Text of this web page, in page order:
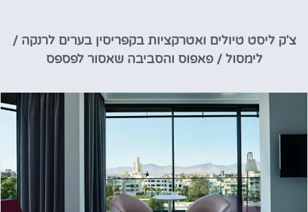
צ'ק ליסט טיולים ואטרקציות בקפריסין בערים לרנקה /
לימסול / פאפוס והסביבה שאסור לפספס